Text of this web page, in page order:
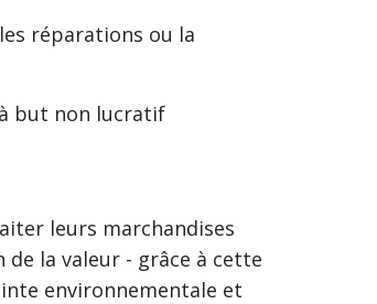
réparations ou la
but non lucratif
leurs marchandises
la valeur - grâce à cette
environnementale et